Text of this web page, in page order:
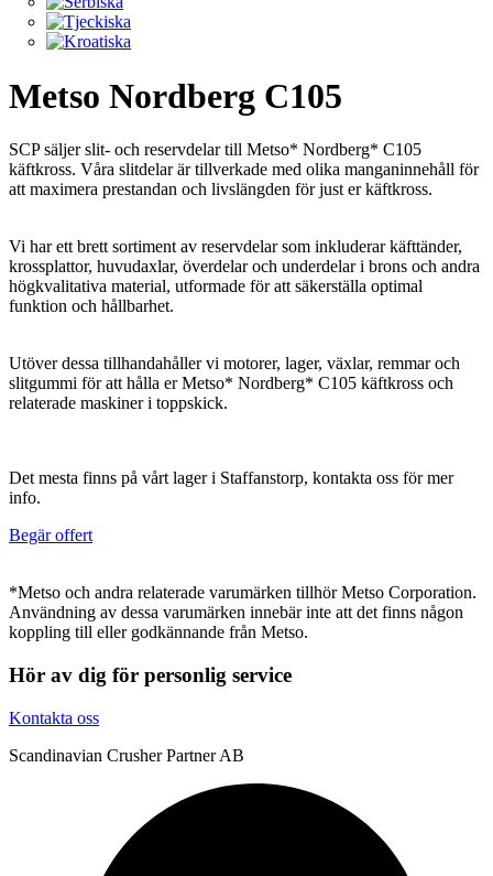
Metso Nordberg C105
SCP säljer slit- och reservdelar till Metso* Nordberg* C105
käftkross. Våra slitdelar är tillverkade med olika manganinnehåll för
att maximera prestandan och livslängden för just er käftkross.
Vi har ett brett sortiment av reservdelar som inkluderar käfttänder,
krossplattor, huvudaxlar, överdelar och underdelar i brons och andra
högkvalitativa material, utformade för att säkerställa optimal
funktion och hållbarhet.
Utöver dessa tillhandahåller vi motorer, lager, växlar, remmar och
slitgummi för att hålla er Metso* Nordberg* C105 käftkross och
relaterade maskiner i toppskick.
Det mesta finns på vårt lager i Staffanstorp, kontakta oss för mer
info.
Begär offert
*Metso och andra relaterade varumärken tillhör Metso Corporation.
Användning av dessa varumärken innebär inte att det finns någon
koppling till eller godkännande från Metso.
Hör av dig för personlig service
Kontakta oss
Scandinavian Crusher Partner AB